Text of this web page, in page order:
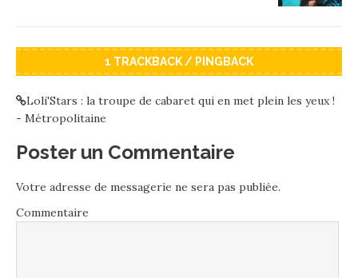
1 TRACKBACK / PINGBACK
Loli'Stars : la troupe de cabaret qui en met plein les yeux !
- Métropolitaine
Poster un Commentaire
Votre adresse de messagerie ne sera pas publiée.
Commentaire